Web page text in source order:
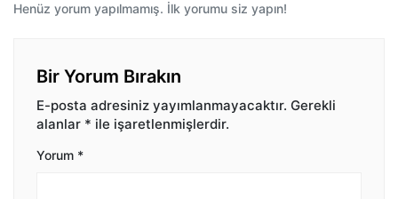
Henüz yorum yapılmamış. İlk yorumu siz yapın!
Bir Yorum Bırakın
E-posta adresiniz yayımlanmayacaktır. Gerekli
alanlar * ile işaretlenmişlerdir.
Yorum *